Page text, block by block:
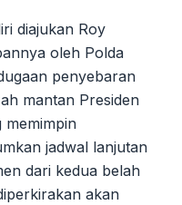
diajukan Roy
oleh Polda
penyebaran
mantan Presiden
memimpin
jadwal lanjutan
dari kedua belah
akan